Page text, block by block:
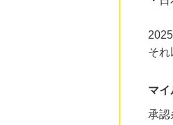
それ
マイ
承認